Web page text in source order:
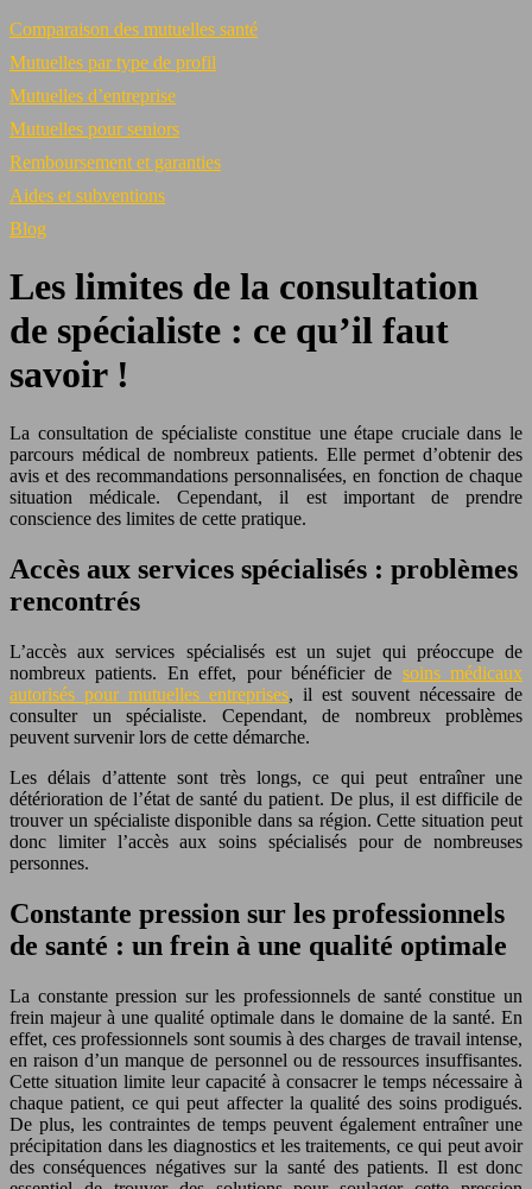
Comparaison des mutuelles santé
Mutuelles par type de profil
Mutuelles d’entreprise
Mutuelles pour seniors
Remboursement et garanties
Aides et subventions
Blog
Les limites de la consultation
de spécialiste : ce qu’il faut
savoir !
La consultation de spécialiste constitue une étape cruciale dans le
parcours médical de nombreux patients. Elle permet d’obtenir des
avis et des recommandations personnalisées, en fonction de chaque
situation médicale. Cependant, il est important de prendre
conscience des limites de cette pratique.
Accès aux services spécialisés : problèmes
rencontrés
L’accès aux services spécialisés est un sujet qui préoccupe de
nombreux patients. En effet, pour bénéficier de soins médicaux
autorisés pour mutuelles entreprises, il est souvent nécessaire de
consulter un spécialiste. Cependant, de nombreux problèmes
peuvent survenir lors de cette démarche.
Les délais d’attente sont très longs, ce qui peut entraîner une
détérioration de l’état de santé du patient. De plus, il est difficile de
trouver un spécialiste disponible dans sa région. Cette situation peut
donc limiter l’accès aux soins spécialisés pour de nombreuses
personnes.
Constante pression sur les professionnels
de santé : un frein à une qualité optimale
La constante pression sur les professionnels de santé constitue un
frein majeur à une qualité optimale dans le domaine de la santé. En
effet, ces professionnels sont soumis à des charges de travail intense,
en raison d’un manque de personnel ou de ressources insuffisantes.
Cette situation limite leur capacité à consacrer le temps nécessaire à
chaque patient, ce qui peut affecter la qualité des soins prodigués.
De plus, les contraintes de temps peuvent également entraîner une
précipitation dans les diagnostics et les traitements, ce qui peut avoir
des conséquences négatives sur la santé des patients. Il est donc